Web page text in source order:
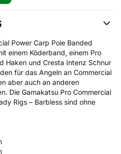
Power Carp Pole Banded
einem Köderband, einem Pro
Haken und Cresta Intenz Schnur
für das Angeln an Commercial
aber auch an anderen
Die Gamakatsu Pro Commercial
Rigs – Barbless sind ohne